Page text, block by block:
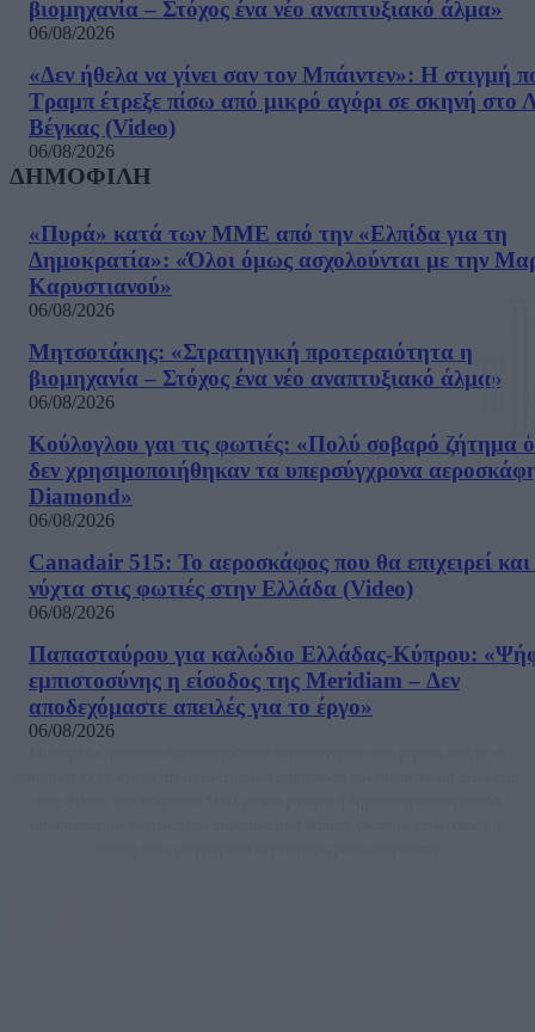
βιομηχανία – Στόχος ένα νέο αναπτυξιακό άλμα»
06/08/2026
«Δεν ήθελα να γίνει σαν τον Μπάιντεν»: Η στιγμή
Τραμπ έτρεξε πίσω από μικρό αγόρι σε σκηνή στο
Βέγκας (Video)
06/08/2026
ΔΗΜΟΦΙΛΗ
«Πυρά» κατά των ΜΜΕ από την «Ελπίδα για τη
Δημοκρατία»: «Όλοι όμως ασχολούνται με την
Καρυστιανού»
06/08/2026
Μητσοτάκης: «Στρατηγική προτεραιότητα η
βιομηχανία – Στόχος ένα νέο αναπτυξιακό άλμα»
06/08/2026
Κούλογλου γαι τις φωτιές: «Πολύ σοβαρό ζήτημα
δεν χρησιμοποιήθηκαν τα υπερσύγχρονα
Diamond»
06/08/2026
Canadair 515: Το αεροσκάφος που θα επιχειρεί
νύχτα στις φωτιές στην Ελλάδα (Video)
06/08/2026
Παπασταύρου για καλώδιο Ελλάδας-Κύπρου:
εμπιστοσύνης η είσοδος της Meridiam – Δεν
αποδεχόμαστε απειλές για το έργο»
06/08/2026